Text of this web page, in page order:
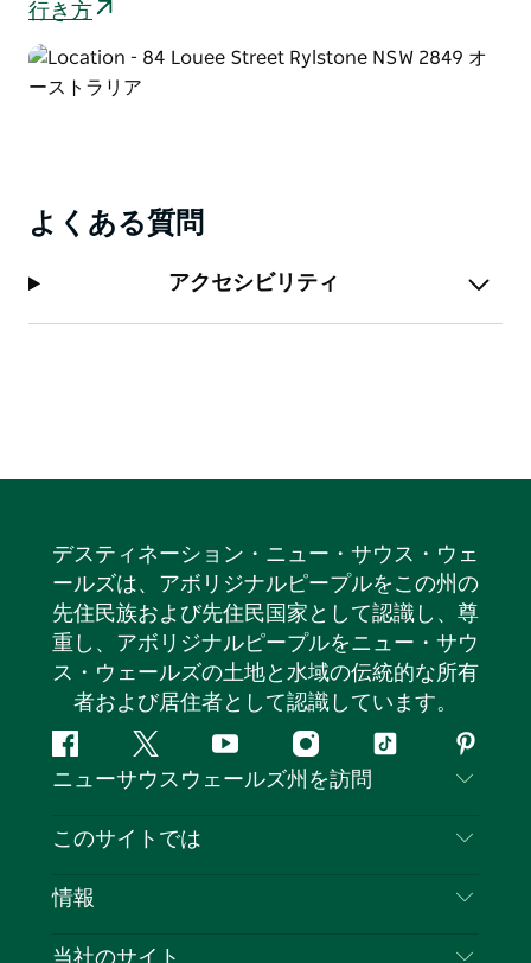
行き方
よくある質問
アクセシビリティ
デスティネーション・ニュー・サウス・ウェ
ールズは、アボリジナルピープルをこの州の
先住民族および先住民国家として認識し、尊
重し、アボリジナルピープルをニュー・サウ
ス・ウェールズの土地と水域の伝統的な所有
者および居住者として認識しています。
フ
ェ
ス
ッ
ツ
イ
タ
ユ
ー
イ
ン
テ
ピ
ン
レ
ト
ニューサウスウェールズ州を訪問
お問い合わせ
このサイトでは
目的地
情報
旅行情報
当社のサイト